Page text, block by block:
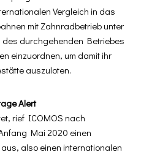
Vergleich in das
mit Zahnradbetrieb unter
durchgehenden Betriebes
einzuordnen, um damit ihr
auszuloten.
Alert
rief ICOMOS nach
Mai 2020 einen
also einen internationalen